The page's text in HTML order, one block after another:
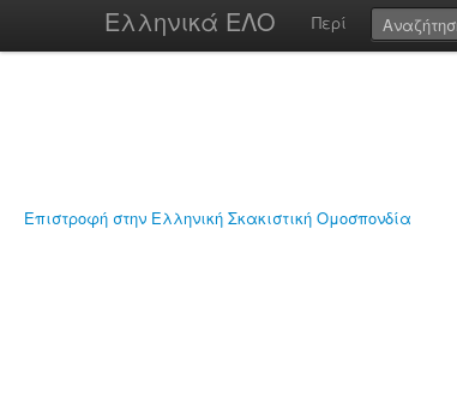
Ελληνικά ΕΛΟ Περί
Επιστροφή στην Ελληνική Σκακιστική Ομοσπονδία